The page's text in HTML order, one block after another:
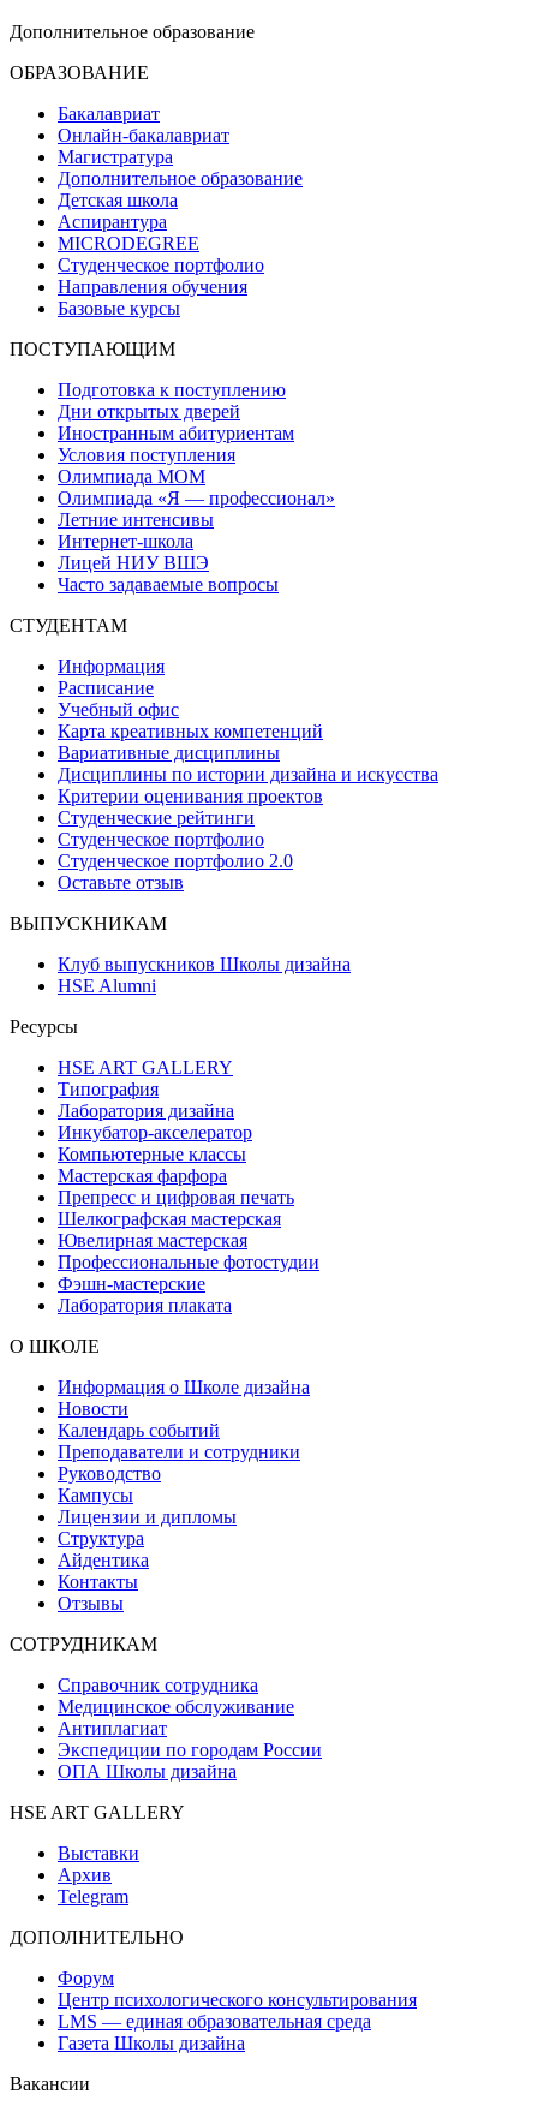
Дополнительное образование
ОБРАЗОВАНИЕ
Бакалавриат
Онлайн-бакалавриат
Магистратура
Дополнительное образование
Детская школа
Аспирантура
MICRODEGREE
Студенческое портфолио
Направления обучения
Базовые курсы
ПОСТУПАЮЩИМ
Подготовка к поступлению
Дни открытых дверей
Иностранным абитуриентам
Условия поступления
Олимпиада МОМ
Олимпиада «Я — профессионал»
Летние интенсивы
Интернет-школа
Лицей НИУ ВШЭ
Часто задаваемые вопросы
СТУДЕНТАМ
Информация
Расписание
Учебный офис
Карта креативных компетенций
Вариативные дисциплины
Дисциплины по истории дизайна и искусства
Критерии оценивания проектов
Студенческие рейтинги
Студенческое портфолио
Студенческое портфолио 2.0
Оставьте отзыв
ВЫПУСКНИКАМ
Клуб выпускников Школы дизайна
HSE Alumni
Ресурсы
HSE ART GALLERY
Типография
Лаборатория дизайна
Инкубатор-акселератор
Компьютерные классы
Мастерская фарфора
Препресс и цифровая печать
Шелкографская мастерская
Ювелирная мастерская
Профессиональные фотостудии
Фэшн-мастерские
Лаборатория плаката
О ШКОЛЕ
Информация о Школе дизайна
Новости
Календарь событий
Преподаватели и сотрудники
Руководство
Кампусы
Лицензии и дипломы
Структура
Айдентика
Контакты
Отзывы
СОТРУДНИКАМ
Справочник сотрудника
Медицинское обслуживание
Антиплагиат
Экспедиции по городам России
ОПА Школы дизайна
HSE ART GALLERY
Выставки
Архив
Telegram
ДОПОЛНИТЕЛЬНО
Форум
Центр психологического консультирования
LMS — единая образовательная среда
Газета Школы дизайна
Вакансии